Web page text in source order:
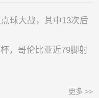
球大战，其中13次后
，哥伦比亚近79脚射
更多 >>